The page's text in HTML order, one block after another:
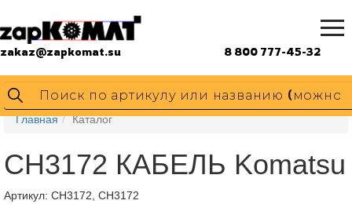
zakaz@zapkomat.su 8 800 777-45-32
Главная Каталог
CH3172 КАБЕЛЬ Komatsu
Артикул: CH3172, CH3172